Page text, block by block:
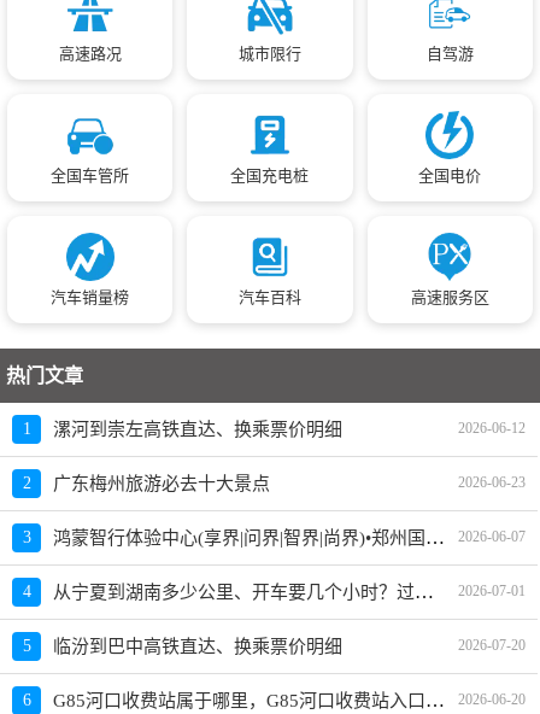
高速路况 城市限行 自驾游
全国车管所 全国充电桩 全国电价
汽车销量榜 汽车百科 高速服务区
热门文章
1 漯河到崇左高铁直达、换乘票价明细 2026-06-12
2 广东梅州旅游必去十大景点 2026-06-23
3 鸿蒙智行体验中心(享界|问界|智界|尚界)•郑州国贸360怎么样、地址、电话、上班时间查询 2026-06-07
4 从宁夏到湖南多少公里、开车要几个小时？过路费、油费等 2026-07-01
5 临汾到巴中高铁直达、换乘票价明细 2026-07-20
6 G85河口收费站属于哪里，G85河口收费站入口的详细地址 2026-06-20